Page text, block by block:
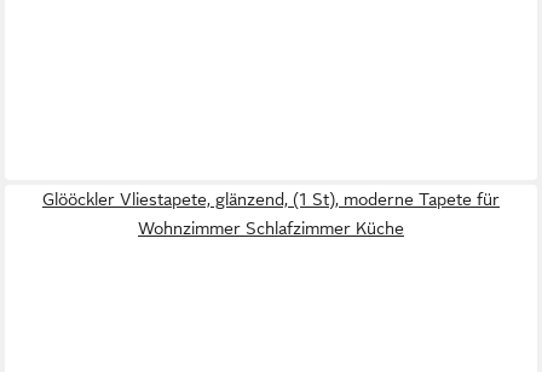
Glööckler Vliestapete, glänzend, (1 St), moderne Tapete für
Wohnzimmer Schlafzimmer Küche